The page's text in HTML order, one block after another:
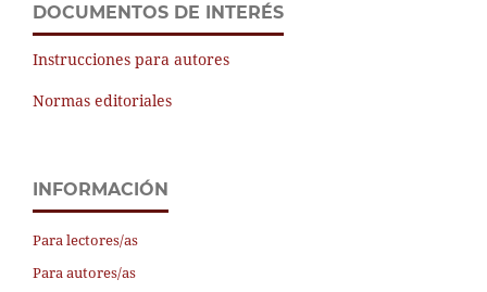
DOCUMENTOS DE INTERÉS
Instrucciones para autores
Normas editoriales
INFORMACIÓN
Para lectores/as
Para autores/as